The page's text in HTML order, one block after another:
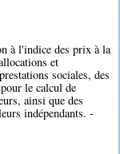
à l'indice des prix à la
et
sociales, des
le calcul de
ainsi que des
indépendants. -